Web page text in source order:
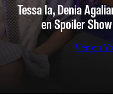
Tessa Ia, Denia
en Spoiler
Ver en